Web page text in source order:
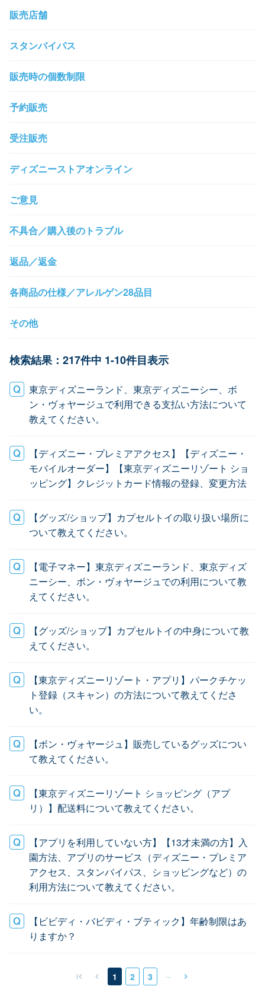
販売店舗
スタンバイパス
販売時の個数制限
予約販売
受注販売
ディズニーストアオンライン
ご意見
不具合／購入後のトラブル
返品／返金
各商品の仕様／アレルゲン28品目
その他
検索結果：217件中 1-10件目表示
東京ディズニーランド、東京ディズニーシー、ボ
ン・ヴォヤージュで利用できる支払い方法について
教えてください。
【ディズニー・プレミアアクセス】【ディズニー・
モバイルオーダー】【東京ディズニーリゾート ショ
ッピング】クレジットカード情報の登録、変更方法
【グッズ/ショップ】カプセルトイの取り扱い場所に
ついて教えてください。
【電子マネー】東京ディズニーランド、東京ディズ
ニーシー、ボン・ヴォヤージュでの利用について教
えてください。
【グッズ/ショップ】カプセルトイの中身について教
えてください。
【東京ディズニーリゾート・アプリ】パークチケッ
ト登録（スキャン）の方法について教えてくださ
い。
【ボン・ヴォヤージュ】販売しているグッズについ
て教えてください。
【東京ディズニーリゾート ショッピング（アプ
リ）】配送料について教えてください。
【アプリを利用していない方】【13才未満の方】入
園方法、アプリのサービス（ディズニー・プレミア
アクセス、スタンバイパス、ショッピングなど）の
利用方法について教えてください。
【ビビディ・バビディ・ブティック】年齢制限はあ
りますか？
1 2 3